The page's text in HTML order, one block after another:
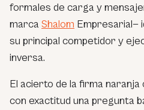
formales de carga y
marca Shalom Empresarial—
su principal competidor y
inversa.
El acierto de la firma
con exactitud una pregunta